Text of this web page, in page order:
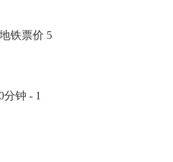
铁票价 5
钟 - 1